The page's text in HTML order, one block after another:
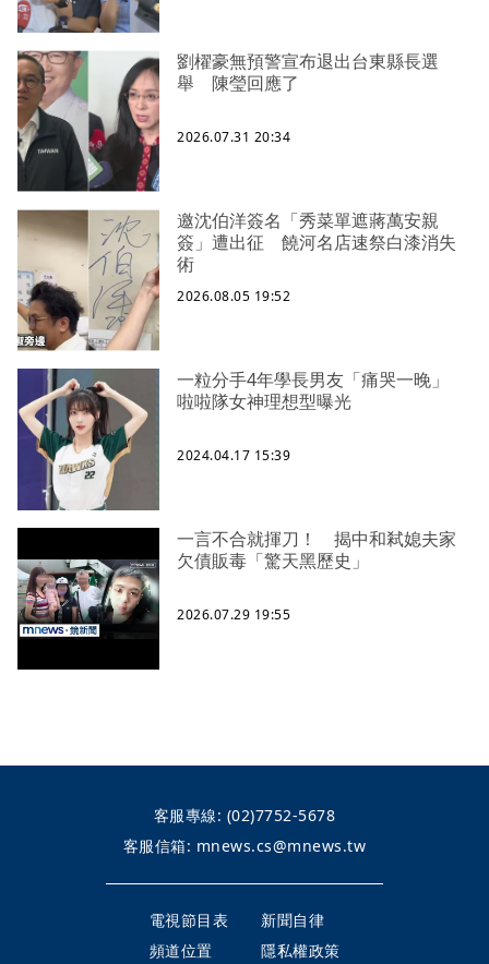
劉櫂豪無預警宣布退出台東縣長選
舉 陳瑩回應了
2026.07.31 20:34
邀沈伯洋簽名「秀菜單遮蔣萬安親
簽」遭出征 饒河名店速祭白漆消失
術
2026.08.05 19:52
一粒分手4年學長男友「痛哭一晚」
啦啦隊女神理想型曝光
2024.04.17 15:39
一言不合就揮刀！ 揭中和弒媳夫家
欠債販毒「驚天黑歷史」
2026.07.29 19:55
客服專線: (02)7752-5678
客服信箱: mnews.cs@mnews.tw
電視節目表
新聞自律
頻道位置
隱私權政策